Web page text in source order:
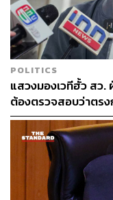
ด้าน พิเชษฐ์ เชื้อเมือ
ไทย กล่าวว่า ท่านปร
ยิ่งดูแย่ เราทุกคนต่า
อย่างไร สมาชิกแต่ล
การประชุม อย่าโทษค
ศุภชัยจึงตอบว่า ไม่ได้
กลัวว่าจะมีสมาชิกรู้สึ
ให้แสดงผลการรับอ
ประชุมขณะนั้นมีจำน
สภาฯ ทั้งหมดตามข้
ในเวลา 17.21 น.
POLITICS
แสวงมองเวทีฮั้ว สว
ต้องตรวจสอบว่าตรง